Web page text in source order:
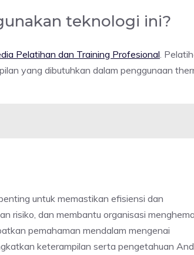
teknologi ini?
Pelatihan dan Training Profesional .
yang dibutuhkan dalam penggunaan
untuk memastikan efisiensi dan
risiko, dan membantu organisasi
pemahaman mendalam mengenai
keterampilan serta pengetahuan